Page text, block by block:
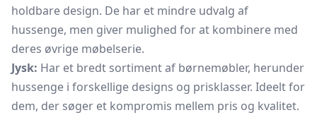
holdbare design. De har et mindre udvalg af
hussenge, men giver mulighed for at kombinere med
deres øvrige møbelserie.
Jysk: Har et bredt sortiment af børnemøbler, herunder
hussenge i forskellige designs og prisklasser. Ideelt for
dem, der søger et kompromis mellem pris og kvalitet.